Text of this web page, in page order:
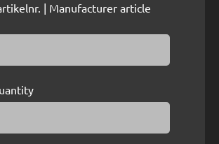
| Manufacturer article